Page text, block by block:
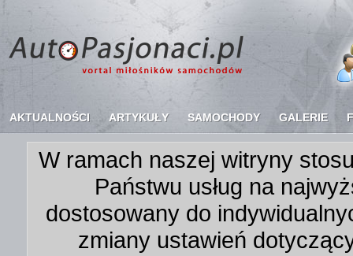
AKTUALNOŚCI ARTYKUŁY SAMOCHODY GALERIE
W ramach naszej witryny
Państwu usług na
dostosowany do
zmiany ustawień